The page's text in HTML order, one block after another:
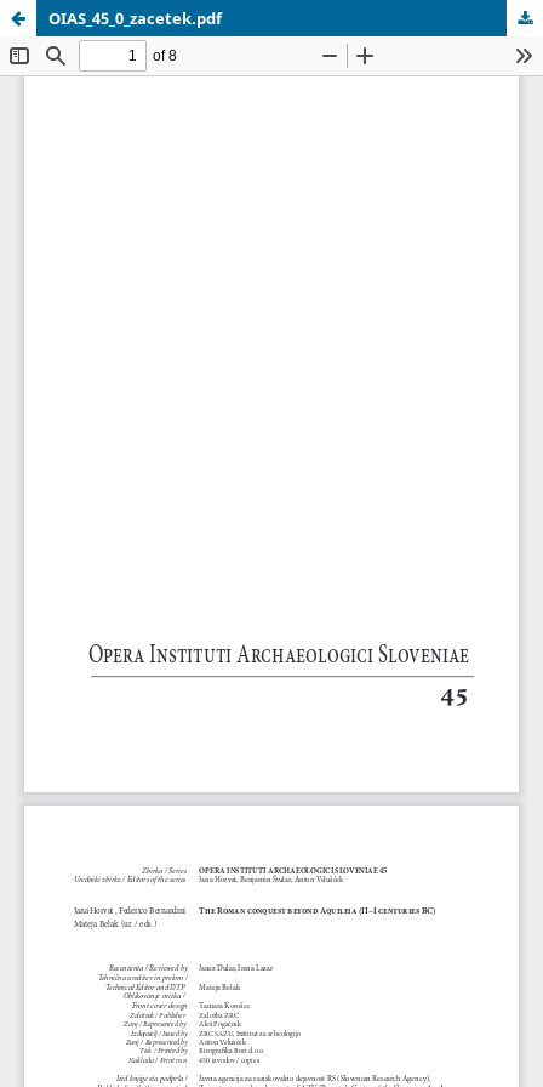
OIAS_45_0_zacetek.pdf